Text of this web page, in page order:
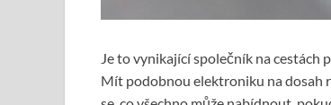
Je to vynikající společník na cestách
Mít podobnou elektroniku na dosah